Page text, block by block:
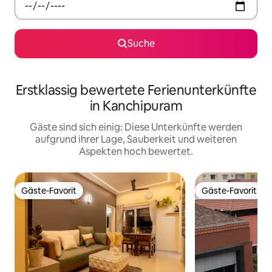
Suche
Erstklassig bewertete Ferienunterkünfte
in Kanchipuram
Gäste sind sich einig: Diese Unterkünfte werden
aufgrund ihrer Lage, Sauberkeit und weiteren
Aspekten hoch bewertet.
Gäste-Favorit
Gäste-Favorit Gäste-Favorit
Gäste-Favorit